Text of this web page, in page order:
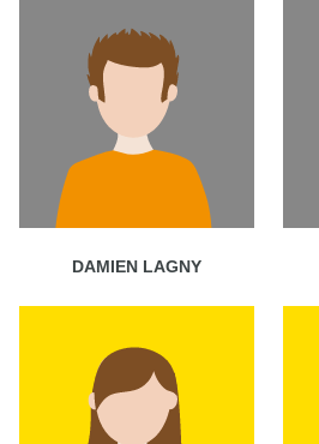
DAMIEN LAGNY